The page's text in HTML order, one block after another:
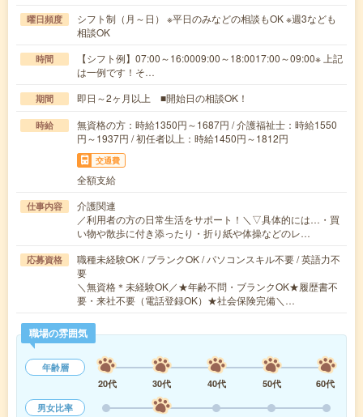
曜日頻度
シフト制（月～日） ※平日のみなどの相談もOK ※週3なども
相談OK
時間
【シフト例】07:00～16:0009:00～18:0017:00～09:00※ 上記
は一例です！そ…
期間 即日～2ヶ月以上 ■開始日の相談OK！
時給
無資格の方：時給1350円～1687円 / 介護福祉士：時給1550
円～1937円 / 初任者以上：時給1450円～1812円
交通費
全額支給
仕事内容
介護関連
／利用者の方の日常生活をサポート！＼▽具体的には…・買
い物や散歩に付き添ったり・折り紙や体操などのレ…
応募資格
職種未経験OK / ブランクOK / パソコンスキル不要 / 英語力不
要
＼無資格＊未経験OK／★年齢不問・ブランクOK★履歴書不
要・来社不要（電話登録OK）★社会保険完備＼…
職場の雰囲気
年齢層
20代
30代 40代 50代
60代
男女比率